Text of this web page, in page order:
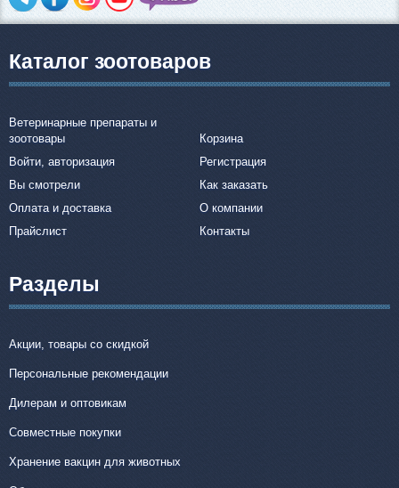
Каталог зоотоваров
Ветеринарные препараты и
зоотовары
Корзина
Войти, авторизация
Регистрация
Вы смотрели
Как заказать
Оплата и доставка
О компании
Прайслист
Контакты
Разделы
Акции, товары со скидкой
Персональные рекомендации
Дилерам и оптовикам
Совместные покупки
Хранение вакцин для животных